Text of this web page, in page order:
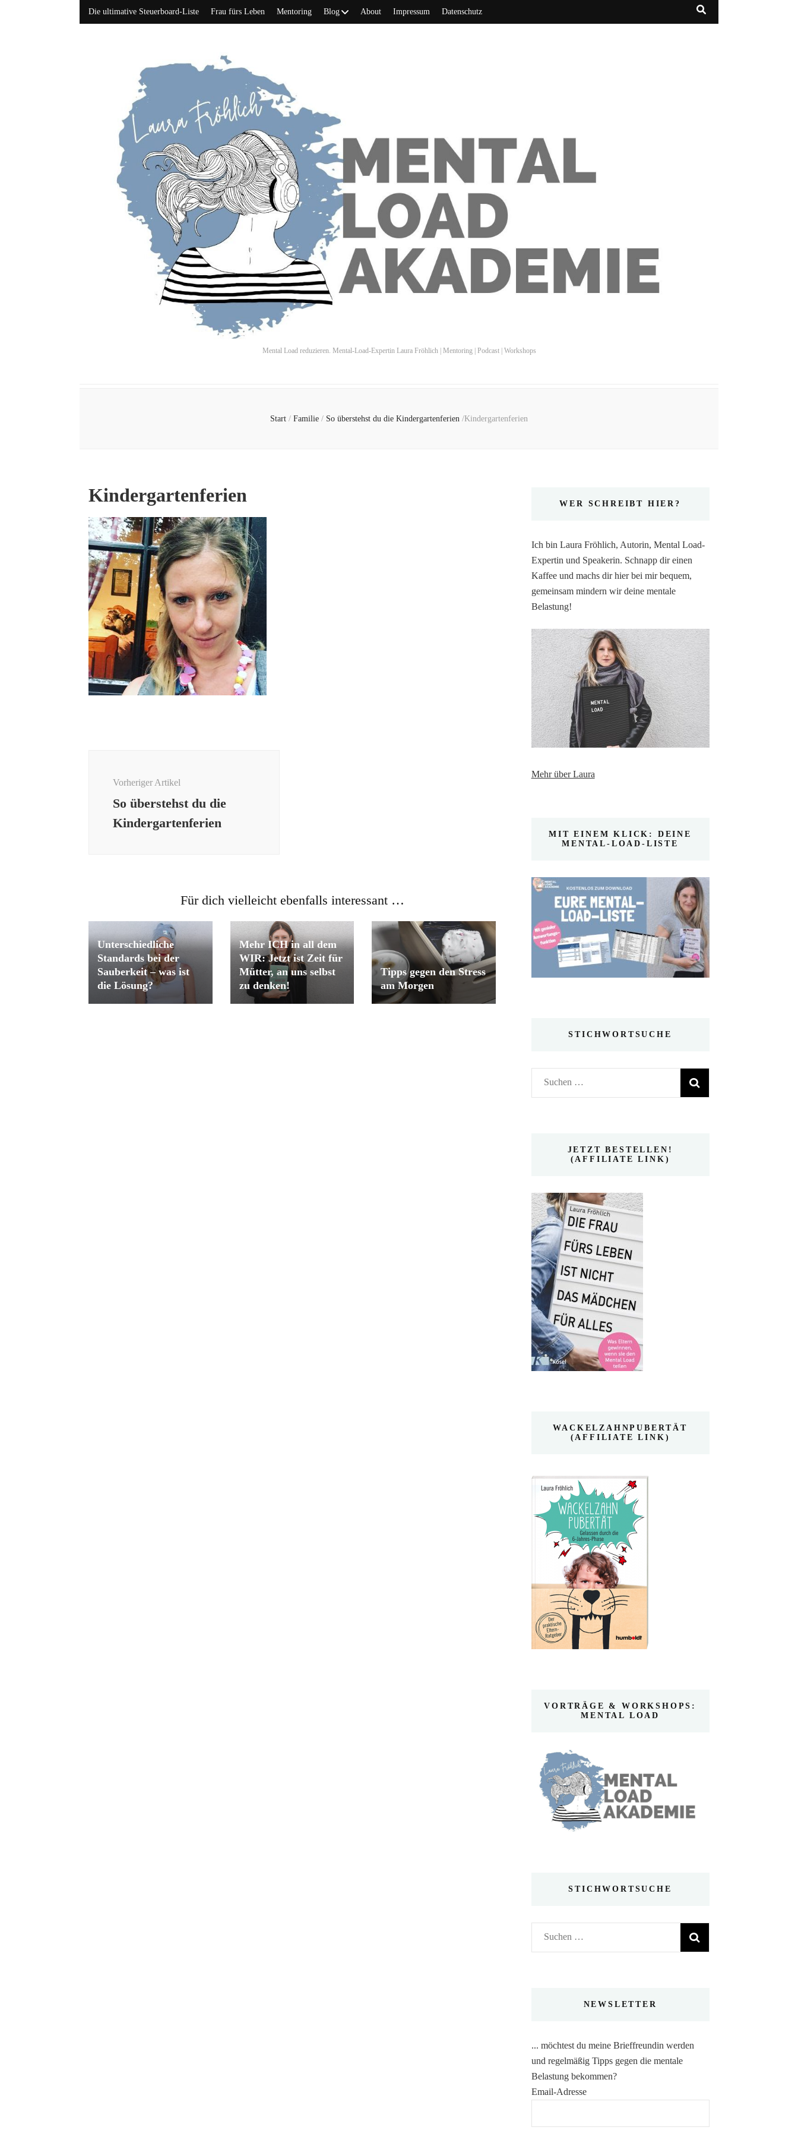
Die ultimative Steuerboard-Liste Frau fürs Leben Mentoring Blog About Impressum Datenschutz
Mental Load reduzieren. Mental-Load-Expertin Laura Fröhlich | Mentoring | Podcast | Workshops
Start / Familie / So überstehst du die Kindergartenferien /Kindergartenferien
Kindergartenferien
Vorheriger Artikel
So überstehst du die
Kindergartenferien
Für dich vielleicht ebenfalls interessant …
Unterschiedliche
Standards bei der
Sauberkeit – was ist
die Lösung?
Mehr ICH in all dem
WIR: Jetzt ist Zeit für
Mütter, an uns selbst
zu denken!
Tipps gegen den Stress
am Morgen
WER SCHREIBT HIER?
Ich bin Laura Fröhlich, Autorin, Mental Load-
Expertin und Speakerin. Schnapp dir einen
Kaffee und machs dir hier bei mir bequem,
gemeinsam mindern wir deine mentale
Belastung!
Mehr über Laura
MIT EINEM KLICK: DEINE
MENTAL-LOAD-LISTE
STICHWORTSUCHE
Suchen
nach:
JETZT BESTELLEN!
(AFFILIATE LINK)
WACKELZAHNPUBERTÄT
(AFFILIATE LINK)
VORTRÄGE & WORKSHOPS:
MENTAL LOAD
STICHWORTSUCHE
Suchen
nach:
NEWSLETTER
... möchtest du meine Brieffreundin werden
und regelmäßig Tipps gegen die mentale
Belastung bekommen?
Email-Adresse